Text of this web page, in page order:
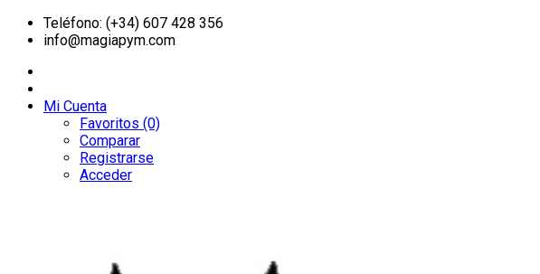
Teléfono: (+34) 607 428 356
info@magiapym.com
Mi Cuenta
Favoritos (0)
Comparar
Registrarse
Acceder